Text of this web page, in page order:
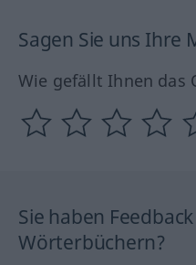
Sagen Sie uns Ihre
Wie gefällt Ihnen das
Sie haben
Wörterbüchern?